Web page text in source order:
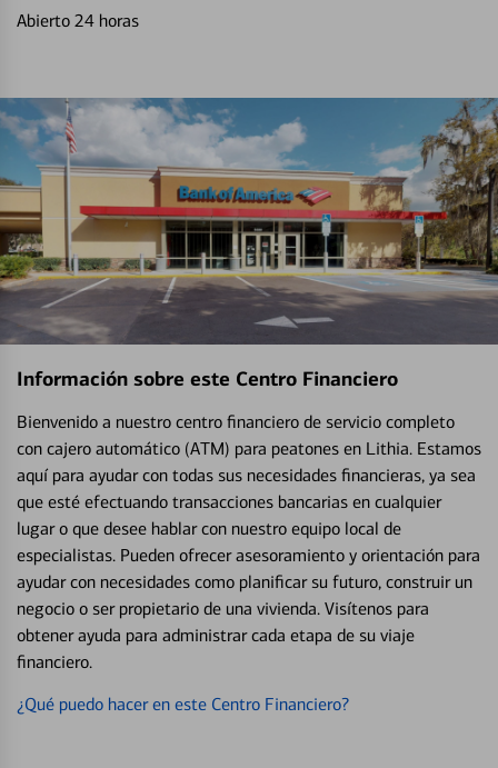
Abierto 24 horas
Información sobre este Centro Financiero
Bienvenido a nuestro centro financiero de servicio completo
con cajero automático (ATM) para peatones en Lithia. Estamos
aquí para ayudar con todas sus necesidades financieras, ya sea
que esté efectuando transacciones bancarias en cualquier
lugar o que desee hablar con nuestro equipo local de
especialistas. Pueden ofrecer asesoramiento y orientación para
ayudar con necesidades como planificar su futuro, construir un
negocio o ser propietario de una vivienda. Visítenos para
obtener ayuda para administrar cada etapa de su viaje
financiero.
¿Qué puedo hacer en este Centro Financiero?